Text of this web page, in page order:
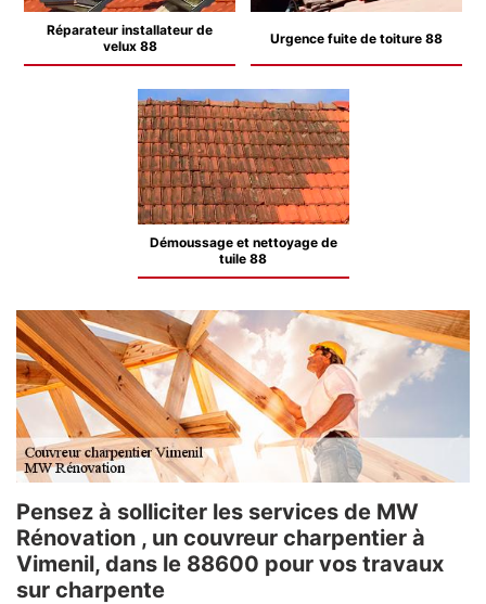
Réparateur installateur de
velux 88
Urgence fuite de toiture 88
Démoussage et nettoyage de
tuile 88
Pensez à solliciter les services de MW
Rénovation , un couvreur charpentier à
Vimenil, dans le 88600 pour vos travaux
sur charpente